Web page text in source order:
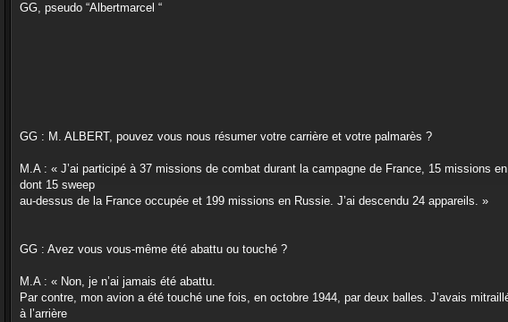
GG, pseudo “Albertmarcel “
GG : M. ALBERT, pouvez vous nous résumer votre carrière et votre palmarès ?
M.A : « J’ai participé à 37 missions de combat durant la campagne de France, 15 missions
dont 15 sweep
au-dessus de la France occupée et 199 missions en Russie. J’ai descendu 24 appareils. »
GG : Avez vous vous-même été abattu ou touché ?
M.A : « Non, je n’ai jamais été abattu.
Par contre, mon avion a été touché une fois, en octobre 1944, par deux balles. J’avais
à l’arrière